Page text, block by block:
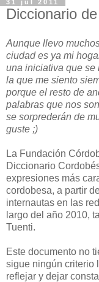
31 jul 2011
Diccionario
Aunque llevo
ciudad es ya mi
una iniciativa que se
la que me siento
porque el resto de
palabras que nos
se sorprederán de
guste ;)
La Fundación
Diccionario
expresiones más
cordobesa, a partir
internautas en las
largo del año 2010,
Tuenti.
Este documento no
sigue ningún criterio
reflejar y dejar